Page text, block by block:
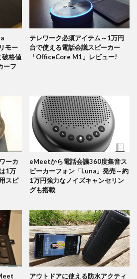
モー
破格値
ーフ
テレワーク必須アイテム～1万円
台で使える電話会議スピーカー
「OfficeCore M1」レビュー!
ーカ
1万
スピ
eMeetから電話会議360度集音ス
ピーカーフォン「Luna」発売～約
1万円強力なノイズキャンセリン
グも搭載
アウトドアに使える防水アクティ